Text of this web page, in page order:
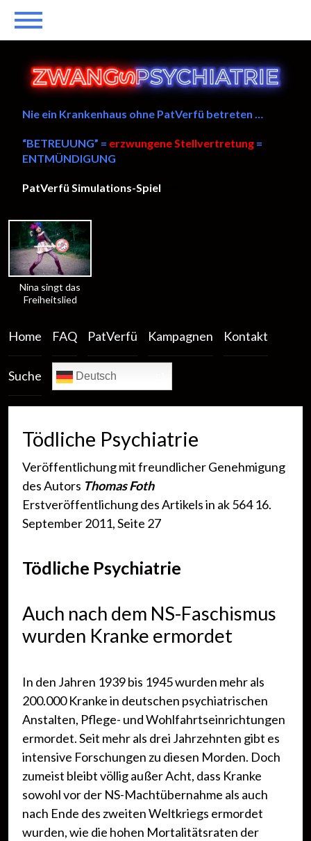
Nina singt das
Freiheitslied
Nie ein Krankenhaus ohne PatVerfü betreten …
“BETREUUNG” = erzwungene Stellvertretung =
ENTMÜNDIGUNG
PatVerfü Simulations-Spiel
Home FAQ PatVerfü Kampagnen Kontakt
Suche Deutsch
Tödliche Psychiatrie
Veröffentlichung mit freundlicher Genehmigung
des Autors Thomas Foth
Erstveröffentlichung des Artikels in ak 564 16.
September 2011, Seite 27
Tödliche Psychiatrie
Auch nach dem NS-Faschismus
wurden Kranke ermordet
In den Jahren 1939 bis 1945 wurden mehr als
200.000 Kranke in deutschen psychiatrischen
Anstalten, Pflege- und Wohlfahrtseinrichtungen
ermordet. Seit mehr als drei Jahrzehnten gibt es
intensive Forschungen zu diesen Morden. Doch
zumeist bleibt völlig außer Acht, dass Kranke
sowohl vor der NS-Machtübernahme als auch
nach Ende des zweiten Weltkriegs ermordet
wurden, wie die hohen Mortalitätsraten der